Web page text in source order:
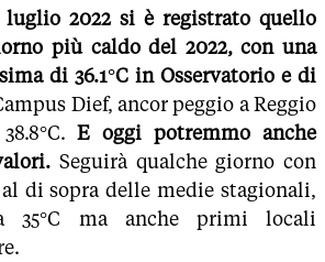
2022 si è registrato quello
più caldo del 2022, con una
di 36.1°C in Osservatorio e di
Dief, ancor peggio a Reggio
E oggi potremmo anche
Seguirà qualche giorno con
di sopra delle medie stagionali,
35°C ma anche primi locali